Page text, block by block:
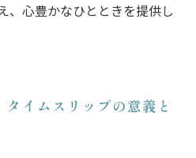
、心豊かなひとときを提供し
イムスリップの意義と